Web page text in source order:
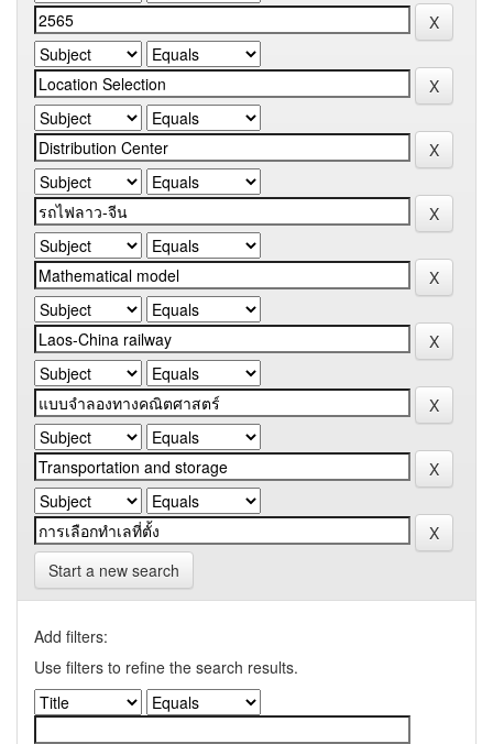
Start a new search
Add filters:
Use filters to refine the search results.